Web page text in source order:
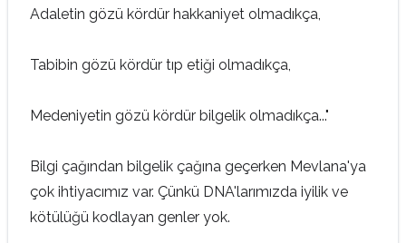
Adaletin gözü kördür hakkaniyet olmadıkça,
Tabibin gözü kördür tıp etiği olmadıkça,
Medeniyetin gözü kördür bilgelik olmadıkça..."
Bilgi çağından bilgelik çağına geçerken Mevlana'ya
çok ihtiyacımız var. Çünkü DNA'larımızda iyilik ve
kötülüğü kodlayan genler yok.